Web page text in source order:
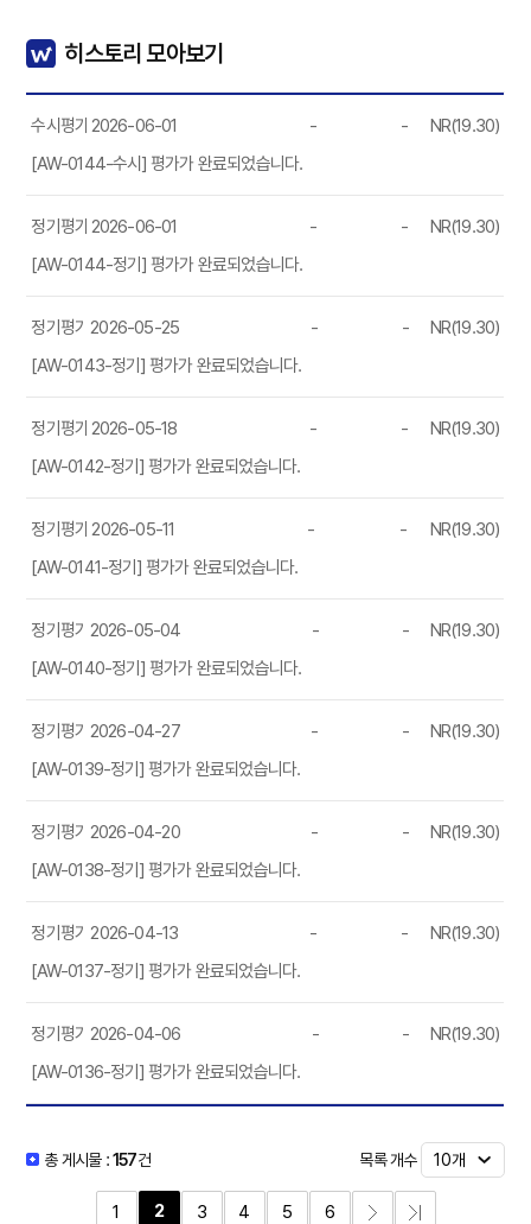
히스토리 모아보기
수시평가 2026-06-01 - -
NR(19.30)
[AW-0144-수시] 평가가 완료되었습니다.
정기평가 2026-06-01 - -
NR(19.30)
[AW-0144-정기] 평가가 완료되었습니다.
정기평가 2026-05-25 - -
NR(19.30)
[AW-0143-정기] 평가가 완료되었습니다.
정기평가 2026-05-18 - -
NR(19.30)
[AW-0142-정기] 평가가 완료되었습니다.
정기평가 2026-05-11 - -
NR(19.30)
[AW-0141-정기] 평가가 완료되었습니다.
정기평가 2026-05-04 - -
NR(19.30)
[AW-0140-정기] 평가가 완료되었습니다.
정기평가 2026-04-27 - -
NR(19.30)
[AW-0139-정기] 평가가 완료되었습니다.
정기평가 2026-04-20 - -
NR(19.30)
[AW-0138-정기] 평가가 완료되었습니다.
정기평가 2026-04-13 - -
NR(19.30)
[AW-0137-정기] 평가가 완료되었습니다.
정기평가 2026-04-06 - -
NR(19.30)
[AW-0136-정기] 평가가 완료되었습니다.
총 게시물 :157건
1 2 3 4 5 6
목록 개수